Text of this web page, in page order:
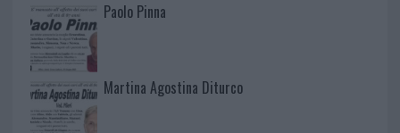
Paolo Pinna
Martina Agostina Diturco